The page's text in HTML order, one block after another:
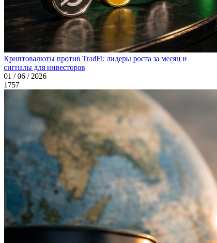
Криптовалюты против TradFi: лидеры роста за месяц и
сигналы для инвесторов
01 / 06 / 2026
1757